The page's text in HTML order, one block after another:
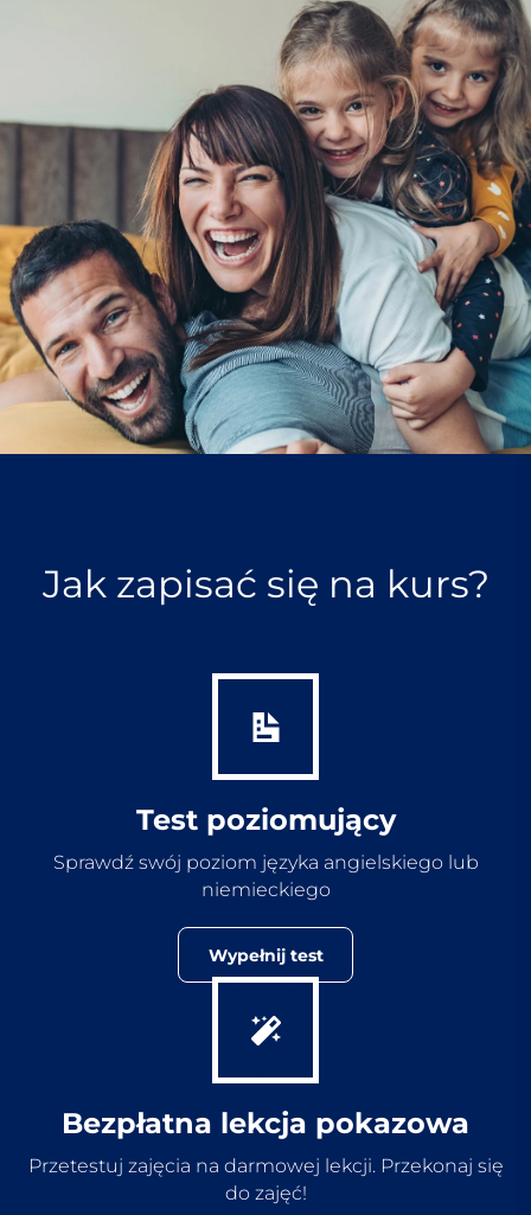
Jak zapisać się na kurs?
Test poziomujący
Sprawdź swój poziom języka angielskiego lub
niemieckiego
Wypełnij test
Bezpłatna lekcja pokazowa
Przetestuj zajęcia na darmowej lekcji. Przekonaj się
do zajęć!